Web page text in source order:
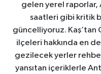
gelen yerel raporlar,
saatleri gibi kritik
güncelliyoruz. Kaş’tan
ilçeleri hakkında en
gezilecek yerler
yansıtan içeriklerle